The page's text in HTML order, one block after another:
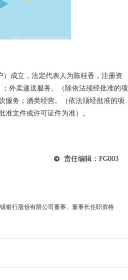
成立，法定代表人为陈桂香，注册资
外卖递送服务。（除依法须经批准的项
服务；酒类经营。（依法须经批准的项
准文件或许可证件为准）。
责任编辑：FG003
银行股份有限公司董事、董事长任职资格